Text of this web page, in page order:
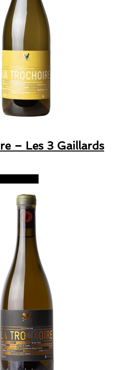
– Les 3 Gaillards